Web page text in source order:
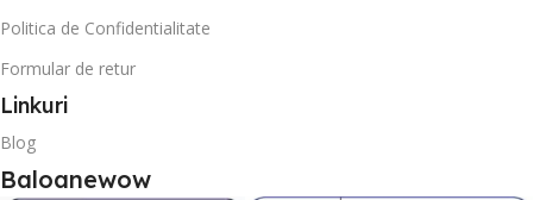
Politica de Confidentialitate
Formular de retur
Linkuri
Blog
Baloanewow